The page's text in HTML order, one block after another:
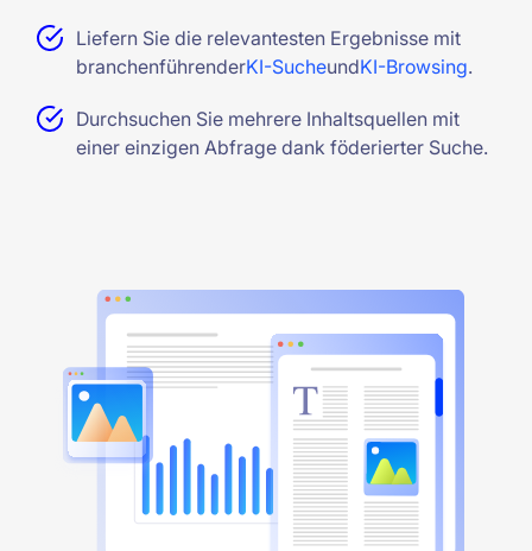
Liefern Sie die relevantesten Ergebnisse mit
branchenführenderKI-SucheundKI-Browsing.
Durchsuchen Sie mehrere Inhaltsquellen mit
einer einzigen Abfrage dank föderierter Suche.